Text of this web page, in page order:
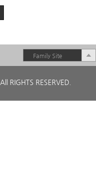
Family Site
All RIGHTS RESERVED.